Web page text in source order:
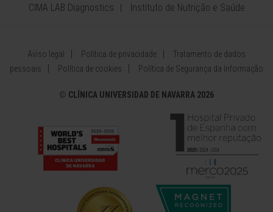
CIMA LAB Diagnostics
Instituto de Nutrição e Saúde
Aviso legal Política de privacidade
Tratamento de dados
pessoais
Política de cookies Política de Segurança da Informação
© CLÍNICA UNIVERSIDAD DE NAVARRA 2026